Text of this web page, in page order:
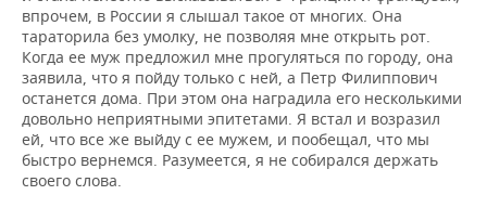
впрочем, в России я слышал такое от многих. Она
тараторила без умолку, не позволяя мне открыть рот.
Когда ее муж предложил мне прогуляться по городу, она
заявила, что я пойду только с ней, а Петр Филиппович
останется дома. При этом она наградила его несколькими
довольно неприятными эпитетами. Я встал и возразил
ей, что все же выйду с ее мужем, и пообещал, что мы
быстро вернемся. Разумеется, я не собирался держать
своего слова.